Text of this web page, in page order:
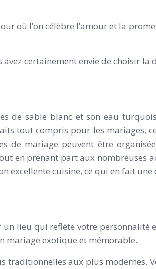
où l’on célèbre l’amour et la
certainement envie de choisir
de sable blanc et son eau
tout compris pour les mariages,
mariage peuvent être
en prenant part aux nombreuses
excellente cuisine, ce qui en fait
lieu qui reflète votre personnalité
mariage exotique et mémorable.
traditionnelles aux plus modernes.